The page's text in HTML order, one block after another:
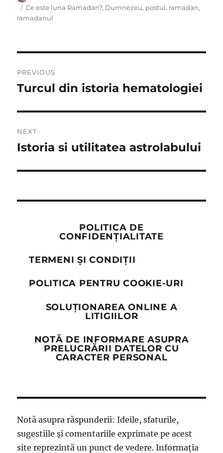
on
Tags
Ce este luna Ramadan?, Dumnezeu, postul, ramadan,
ramadanul
navigation
PREVIOUS
Previous
Turcul din istoria hematologiei
NEXT
Next
Istoria si utilitatea astrolabului
POLITICA DE
CONFIDENȚIALITATE
TERMENI ȘI CONDIȚII
POLITICA PENTRU COOKIE-URI
SOLUȚIONAREA ONLINE A
LITIGIILOR
NOTĂ DE INFORMARE ASUPRA
PRELUCRĂRII DATELOR CU
CARACTER PERSONAL
Notă asupra răspunderii: Ideile, sfaturile,
sugestiile și comentariile exprimate pe acest
site reprezintă un punct de vedere. Informația